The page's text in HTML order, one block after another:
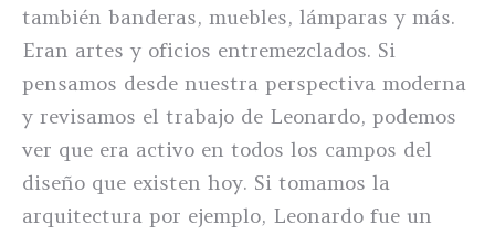
también banderas, muebles, lámparas y más.
Eran artes y oficios entremezclados. Si
pensamos desde nuestra perspectiva moderna
y revisamos el trabajo de Leonardo, podemos
ver que era activo en todos los campos del
diseño que existen hoy. Si tomamos la
arquitectura por ejemplo, Leonardo fue un